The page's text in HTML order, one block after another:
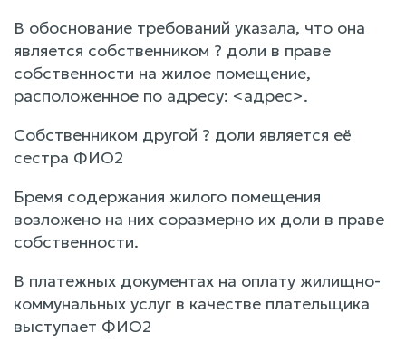
В обоснование требований указала, что она
является собственником ? доли в праве
собственности на жилое помещение,
расположенное по адресу: <адрес>.
Собственником другой ? доли является её
сестра ФИО2
Бремя содержания жилого помещения
возложено на них соразмерно их доли в праве
собственности.
В платежных документах на оплату жилищно-
коммунальных услуг в качестве плательщика
выступает ФИО2